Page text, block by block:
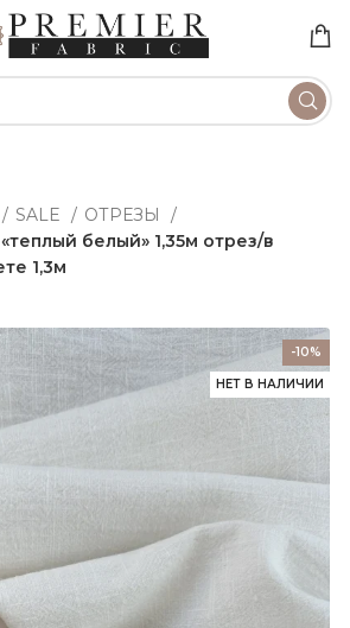
SALE
ОТРЕЗЫ
белый» 1,35м отрез/в
1,3м
-10%
НЕТ В НАЛИЧИИ